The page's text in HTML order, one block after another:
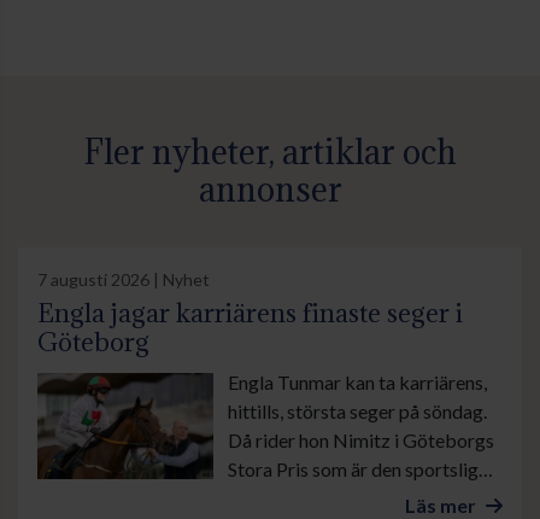
Fler nyheter, artiklar och
annonser
7 augusti 2026 | Nyhet
Engla jagar karriärens finaste seger i
Göteborg
Engla Tunmar kan ta karriärens,
hittills, största seger på söndag.
Då rider hon Nimitz i Göteborgs
Stora Pris som är den sportsliga
höjdpunkten under banans stora
Läs mer